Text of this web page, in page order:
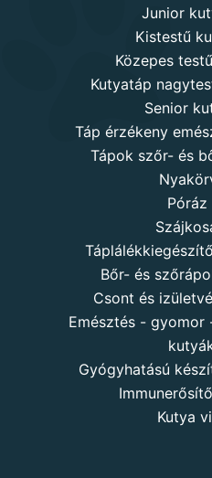
Junior
Kistestű
Közepes
Kutyatáp
Senior
Táp érzékeny
Tápok szőr- és
Póráz
Bőr- és
Csont és
Emésztés - gyomor
Gyógyhatású
Kutya